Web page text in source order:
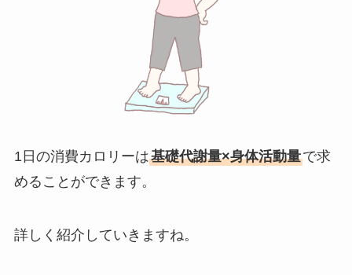
1日の消費カロリーは基礎代謝量×身体活動量で求
めることができます。
詳しく紹介していきますね。